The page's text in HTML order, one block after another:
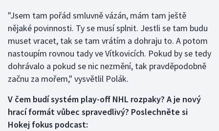
Ragby
Rychlobruslení
Rychlostní kanoistika
Short track
Sportovní střelba
"Jsem tam pořád smluvně vázán, mám tam ještě
nějaké povinnosti. Ty se musí splnit. Jestli se tam budu
muset vracet, tak se tam vrátím a dohraju to. A potom
nastoupím rovnou tady ve Vítkovicích. Pokud by se tedy
dohrávalo a pokud se nic nezmění, tak pravděpodobně
začnu za mořem," vysvětlil Polák.
V čem budí systém play-off NHL rozpaky? A je nový
hrací formát vůbec spravedlivý? Poslechněte si
Hokej fokus podcast: